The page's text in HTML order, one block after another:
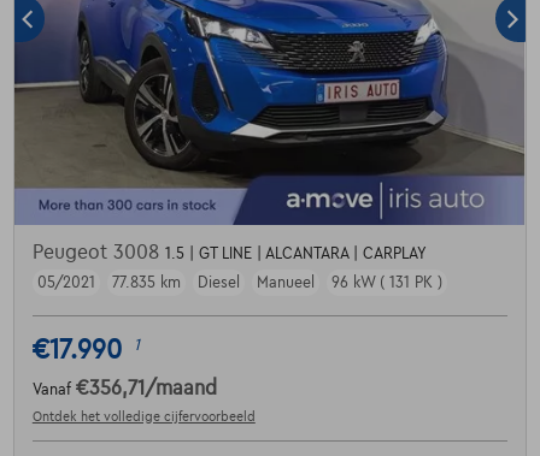
Peugeot 3008 1.5 | GT LINE | ALCANTARA | CARPLAY
05/2021
77.835 km Diesel Manueel 96 kW ( 131 PK )
€17.990 1
Vanaf €356,71 /maand
Ontdek het volledige cijfervoorbeeld